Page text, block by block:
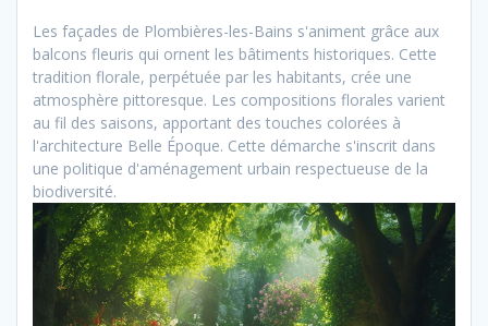
Les façades de Plombières-les-Bains s'animent grâce aux
balcons fleuris qui ornent les bâtiments historiques. Cette
tradition florale, perpétuée par les habitants, crée une
atmosphère pittoresque. Les compositions florales varient
au fil des saisons, apportant des touches colorées à
l'architecture Belle Époque. Cette démarche s'inscrit dans
une politique d'aménagement urbain respectueuse de la
biodiversité.